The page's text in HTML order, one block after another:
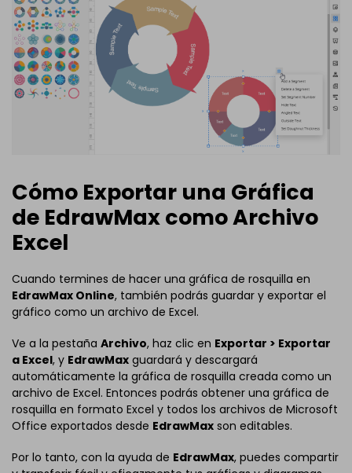
Cómo Exportar una Gráfica
de EdrawMax como Archivo
Excel
Cuando termines de hacer una gráfica de rosquilla en
EdrawMax Online, también podrás guardar y exportar el
gráfico como un archivo de Excel.
Ve a la pestaña Archivo, haz clic en Exportar > Exportar
a Excel, y EdrawMax guardará y descargará
automáticamente la gráfica de rosquilla creada como un
archivo de Excel. Entonces podrás obtener una gráfica de
rosquilla en formato Excel y todos los archivos de Microsoft
Office exportados desde EdrawMax son editables.
Por lo tanto, con la ayuda de EdrawMax, puedes compartir